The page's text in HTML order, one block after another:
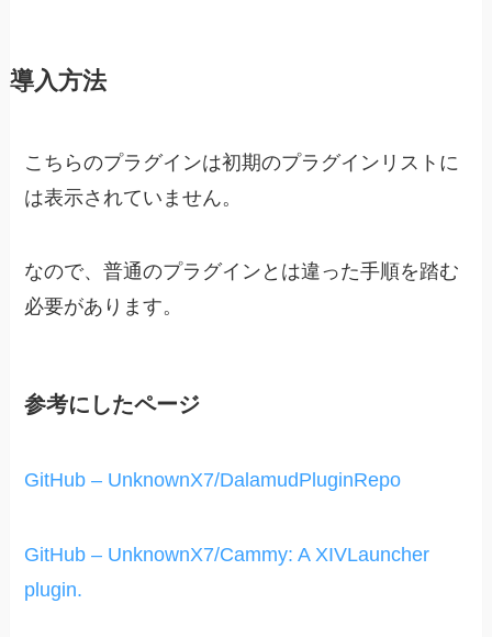
導入方法
こちらのプラグインは初期のプラグインリストに
は表示されていません。
なので、普通のプラグインとは違った手順を踏む
必要があります。
参考にしたページ
GitHub – UnknownX7/DalamudPluginRepo
GitHub – UnknownX7/Cammy: A XIVLauncher
plugin.